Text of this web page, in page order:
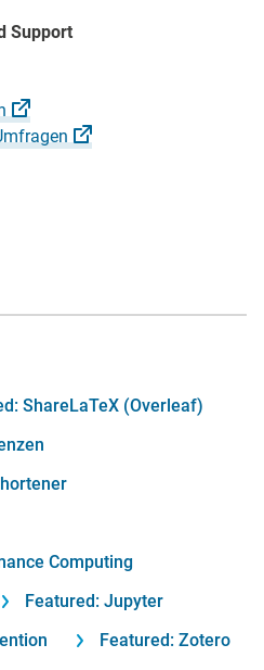
Support
ShareLaTeX (Overleaf)
Computing
Featured: Jupyter
Featured: Zotero